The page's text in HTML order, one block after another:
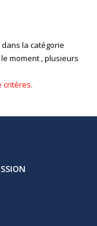
la catégorie
moment , plusieurs
critères.